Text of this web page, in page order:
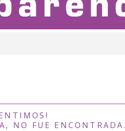
NO FUE ENCONTRADA.